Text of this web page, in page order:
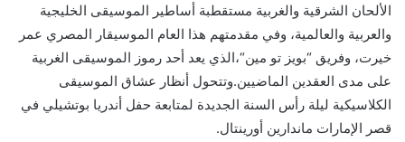
الألحان الشرقية والغربية مستقطبة أساطير الموسيقى الخليجية
والعربية والعالمية، وفي مقدمتهم هذا العام الموسيقار المصري عمر
خيرت، وفريق “بويز تو مين“،الذي يعد أحد رموز الموسيقى الغربية
على مدى العقدين الماضيين.وتتحول أنظار عشاق الموسيقى
الكلاسيكية ليلة رأس السنة الجديدة لمتابعة حفل أندريا بوتشيلي في
قصر الإمارات ماندارين أورينتال.